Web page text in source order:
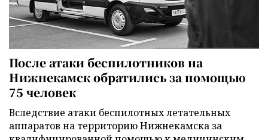
После атаки беспилотников на
Нижнекамск обратились за помощью
75 человек
Вследствие атаки беспилотных летательных
аппаратов на территорию Нижнекамска за